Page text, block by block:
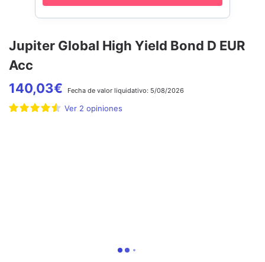
Jupiter Global High Yield Bond D EUR
Acc
140,03€ Fecha de valor liquidativo: 5/08/2026
Ver 2 opiniones